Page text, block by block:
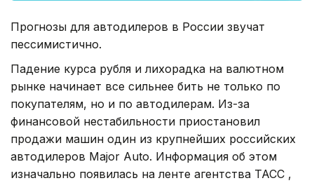
Прогнозы для автодилеров в России звучат
пессимистично.
Падение курса рубля и лихорадка на валютном
рынке начинает все сильнее бить не только по
покупателям, но и по автодилерам. Из-за
финансовой нестабильности приостановил
продажи машин один из крупнейших российских
автодилеров Major Auto. Информация об этом
изначально появилась на ленте агентства ТАСС ,